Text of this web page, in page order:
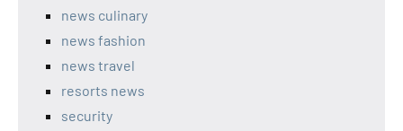
news culinary
news fashion
news travel
resorts news
security